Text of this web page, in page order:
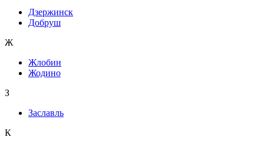
Дзержинск
Добруш
Ж
Жлобин
Жодино
З
Заславль
К